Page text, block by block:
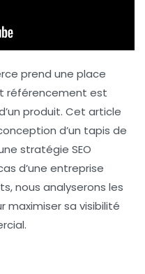
prend une place
référencement est
produit. Cet article
d’un tapis de
stratégie SEO
d’une entreprise
nous analyserons les
maximiser sa visibilité